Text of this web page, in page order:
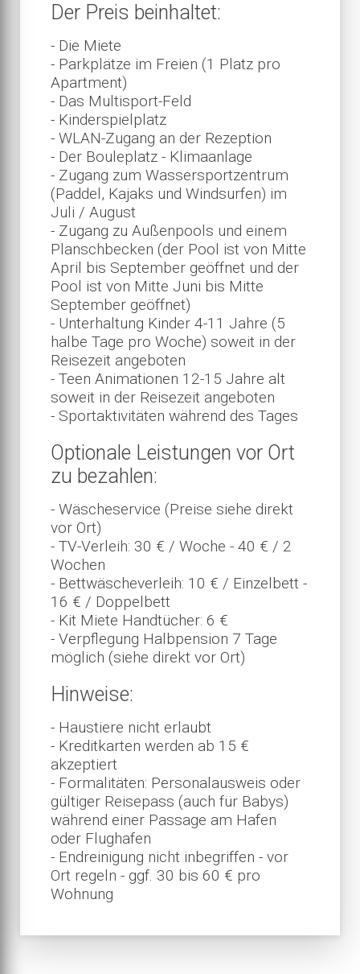
Der Preis beinhaltet:
- Die Miete
- Parkplätze im Freien (1 Platz pro
Apartment)
- Das Multisport-Feld
- Kinderspielplatz
- WLAN-Zugang an der Rezeption
- Der Bouleplatz - Klimaanlage
- Zugang zum Wassersportzentrum
(Paddel, Kajaks und Windsurfen) im
Juli / August
- Zugang zu Außenpools und einem
Planschbecken (der Pool ist von Mitte
April bis September geöffnet und der
Pool ist von Mitte Juni bis Mitte
September geöffnet)
- Unterhaltung Kinder 4-11 Jahre (5
halbe Tage pro Woche) soweit in der
Reisezeit angeboten
- Teen Animationen 12-15 Jahre alt
soweit in der Reisezeit angeboten
- Sportaktivitäten während des Tages
Optionale Leistungen vor Ort
zu bezahlen:
- Wäscheservice (Preise siehe direkt
vor Ort)
- TV-Verleih: 30 € / Woche - 40 € / 2
Wochen
- Bettwäscheverleih: 10 € / Einzelbett -
16 € / Doppelbett
- Kit Miete Handtücher: 6 €
- Verpflegung Halbpension 7 Tage
möglich (siehe direkt vor Ort)
Hinweise:
- Haustiere nicht erlaubt
- Kreditkarten werden ab 15 €
akzeptiert
- Formalitäten: Personalausweis oder
gültiger Reisepass (auch für Babys)
während einer Passage am Hafen
oder Flughafen
- Endreinigung nicht inbegriffen - vor
Ort regeln - ggf. 30 bis 60 € pro
Wohnung